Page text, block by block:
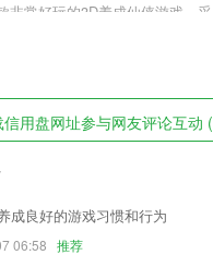
非常好玩的3D养成仙侠游戏，
面，游戏人物设定独特，各种
元化的技能属性，快结交自己的
件特色
性别转换，可以实现古装变脸，
式,可随商户企业的发展提供持
业务顺畅运行,线下业务100%可
智校家长端app实时接收，学习
信用盘网址参与网友评论互动
成良好的游戏习惯和行为
06:58 推荐